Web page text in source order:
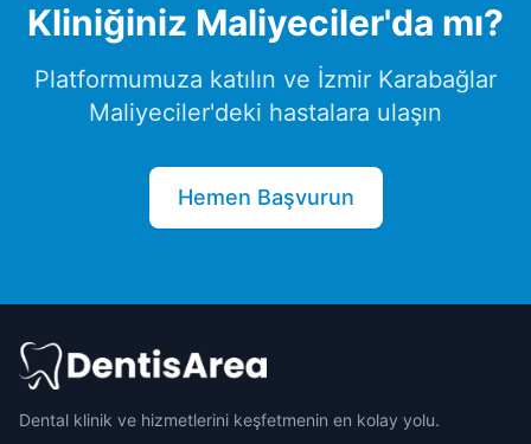
Kliniğiniz Maliyeciler'da mı?
Platformumuza katılın ve İzmir Karabağlar
Maliyeciler'deki hastalara ulaşın
Hemen Başvurun
Dental klinik ve hizmetlerini keşfetmenin en kolay yolu.